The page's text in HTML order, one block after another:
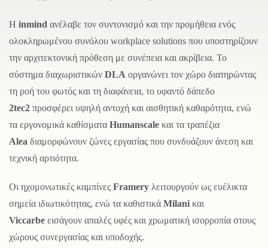
Η inmind ανέλαβε τον συντονισμό και την προμήθεια ενός
ολοκληρωμένου συνόλου workplace solutions που υποστηρίζουν
την αρχιτεκτονική πρόθεση με συνέπεια και ακρίβεια. Το
σύστημα διαχωριστικών DLA οργανώνει τον χώρο διατηρώντας
τη ροή του φωτός και τη διαφάνεια, το υφαντό δάπεδο
2tec2 προσφέρει υψηλή αντοχή και αισθητική καθαρότητα, ενώ
τα εργονομικά καθίσματα Humanscale και τα τραπέζια
Alea διαμορφώνουν ζώνες εργασίας που συνδυάζουν άνεση και
τεχνική αρτιότητα.
Οι ηχομονωτικές καμπίνες Framery λειτουργούν ως ευέλικτα
σημεία ιδιωτικότητας, ενώ τα καθιστικά Milani και
Viccarbe εισάγουν απαλές υφές και χρωματική ισορροπία στους
χώρους συνεργασίας και υποδοχής.